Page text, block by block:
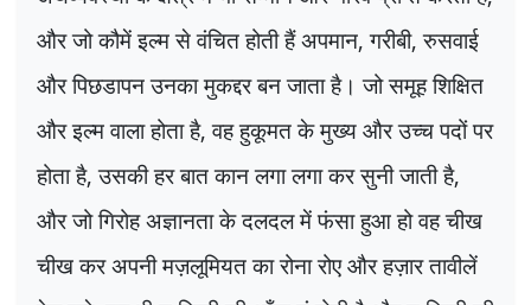
और जो कौमें इल्म से वंचित होती हैं अपमान,गरीबी,रुसवाई
और पिछडापन उनका मुकद्दर बन जाता है। जो समूह शिक्षित
और इल्म वाला होता है,वह हुकूमत के मुख्य और उच्च पदों पर
होता है,उसकी हर बात कान लगा लगा कर सुनी जाती है,
और जो गिरोह अज्ञानता के दलदल में फंसा हुआ हो वह चीख
चीख कर अपनी मज़लूमियत का रोना रोए और हज़ार तावीलें